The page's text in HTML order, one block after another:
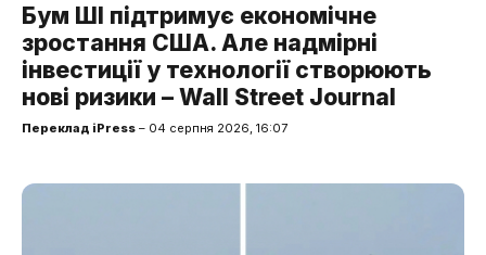
Бум ШІ підтримує економічне
зростання США. Але надмірні
інвестиції у технології створюють
нові ризики – Wall Street Journal
Переклад iPress – 04 серпня 2026, 16:07